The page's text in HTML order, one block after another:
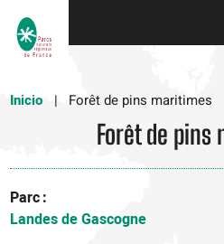
Inicio
Forêt de pins maritimes
Forêt de pins
Parc
Landes de Gascogne